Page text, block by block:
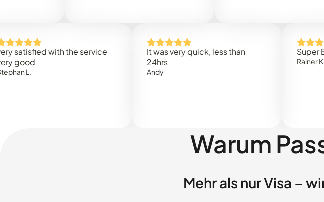
with the service
It was very quick, less than
Super
Warum
Mehr als nur Visa –